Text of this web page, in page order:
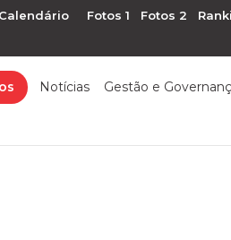
Calendário Fotos 1 Fotos 2
Notícias Gestão e